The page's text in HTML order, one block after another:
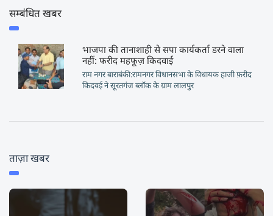
सम्बंधित खबर
भाजपा की तानाशाही से सपा कार्यकर्ता डरने वाला
नहीं: फरीद महफूज़ किदवाई
राम नगर बाराबंकी:रामनगर विधानसभा के विधायक हाजी फ़रीद
किदवई ने सूरतगंज ब्लॉक के ग्राम लालपुर
ताज़ा खबर